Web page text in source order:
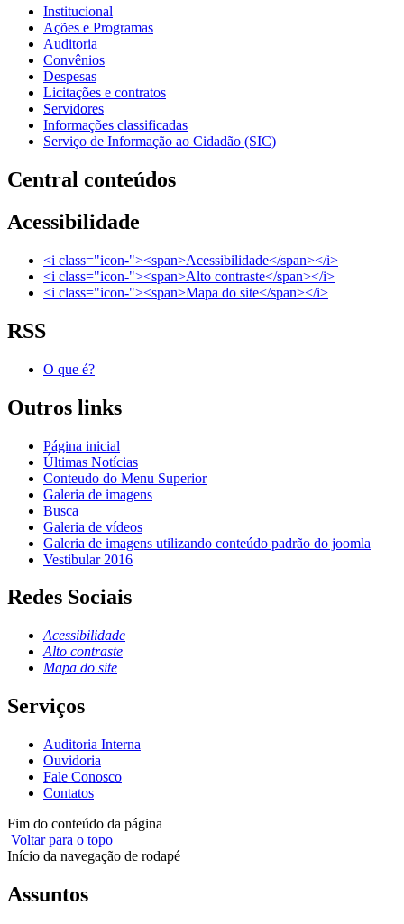
Institucional
Ações e Programas
Auditoria
Convênios
Despesas
Licitações e contratos
Servidores
Informações classificadas
Serviço de Informação ao Cidadão (SIC)
Central conteúdos
Acessibilidade
<i class="icon-"><span>Acessibilidade</span></i>
<i class="icon-"><span>Alto contraste</span></i>
<i class="icon-"><span>Mapa do site</span></i>
RSS
O que é?
Outros links
Página inicial
Últimas Notícias
Conteudo do Menu Superior
Galeria de imagens
Busca
Galeria de vídeos
Galeria de imagens utilizando conteúdo padrão do joomla
Vestibular 2016
Redes Sociais
Acessibilidade
Alto contraste
Mapa do site
Serviços
Auditoria Interna
Ouvidoria
Fale Conosco
Contatos
Fim do conteúdo da página
Voltar para o topo
Início da navegação de rodapé
Assuntos